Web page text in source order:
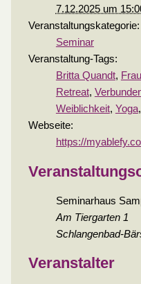
7.12.2025 um
Veranstaltungskategorie:
Seminar
Veranstaltung-Tags:
Britta Quandt,
Retreat,
Weiblichkeit, Yoga,
Webseite:
https://
Seminarhaus
Am Tiergarten 1
Schlangenbad-
Veranstalter